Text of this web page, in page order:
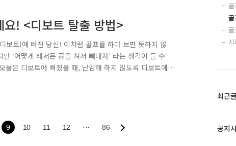
! <디보트 탈출 방법>
보트)에 빠진 당신! 이처럼 골프를 하다 보면 뜻하지 않
‘어떻게 해서든 공을 쳐서 빼내자’ 라는 생각이 들 수
은 디보트에 빠졌을 때, 난감해 하지 않도록 디보트에
졌을 때, 공만 맞추자는 생각으로 칠 수도 있지만 그래
는 나름의 전략적인 스윙이 필요합니다. 뒤땅이나 탑
9 10 11 12 ··· 86
골
골
골
최
과
최근글
공지